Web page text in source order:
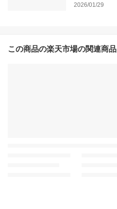
2026/01/29
この商品の楽天市場の関連商品